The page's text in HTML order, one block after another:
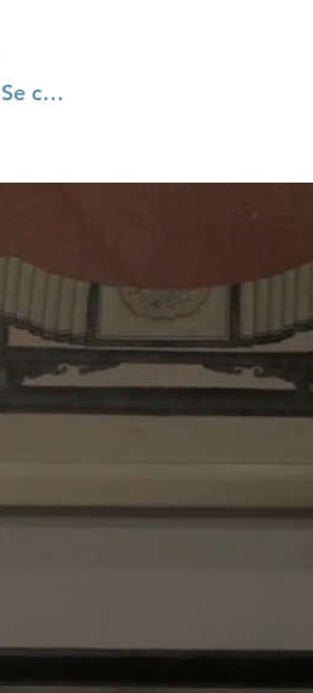
Se connecter